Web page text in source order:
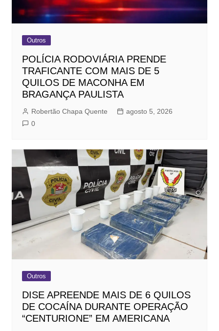
Outros
POLÍCIA RODOVIÁRIA PRENDE
TRAFICANTE COM MAIS DE 5
QUILOS DE MACONHA EM
BRAGANÇA PAULISTA
Robertão Chapa Quente
agosto 5, 2026
0
Outros
DISE APREENDE MAIS DE 6 QUILOS
DE COCAÍNA DURANTE OPERAÇÃO
“CENTURIONE” EM AMERICANA